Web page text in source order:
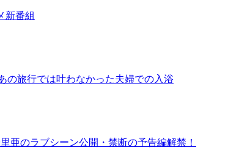
新番組
の旅行では叶わなかった夫婦での入浴
亜のラブシーン公開・禁断の予告編解禁！